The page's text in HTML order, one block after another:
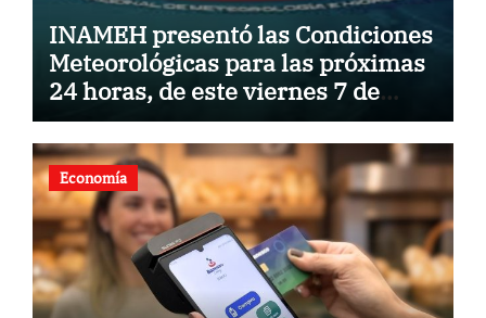
INAMEH presentó las Condiciones
Meteorológicas para las próximas
24 horas, de este viernes 7 de
agosto 2026
Economía